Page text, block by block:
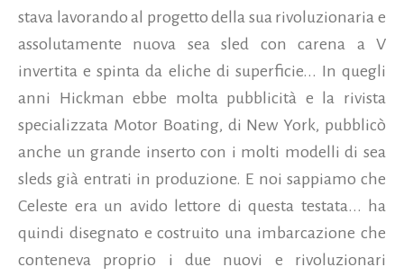
stava lavorando al progetto della sua rivoluzionaria e
assolutamente nuova sea sled con carena a V
invertita e spinta da eliche di superficie... In quegli
anni Hickman ebbe molta pubblicità e la rivista
specializzata Motor Boating, di New York, pubblicò
anche un grande inserto con i molti modelli di sea
sleds già entrati in produzione. E noi sappiamo che
Celeste era un avido lettore di questa testata... ha
quindi disegnato e costruito una imbarcazione che
conteneva proprio i due nuovi e rivoluzionari